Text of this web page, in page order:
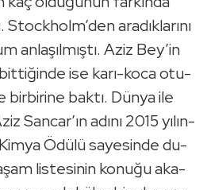
Stock­holm’den ara­dık­la­rı­nı
an­la­şıl­mış­tı. Aziz Bey’in
ise ka­rı-ko­ca otu­
baktı. Dünya ile
San­car’ın adını 2015 yı­lın­
Ödülü sa­ye­sin­de du­
lis­te­si­nin ko­nu­ğu aka­